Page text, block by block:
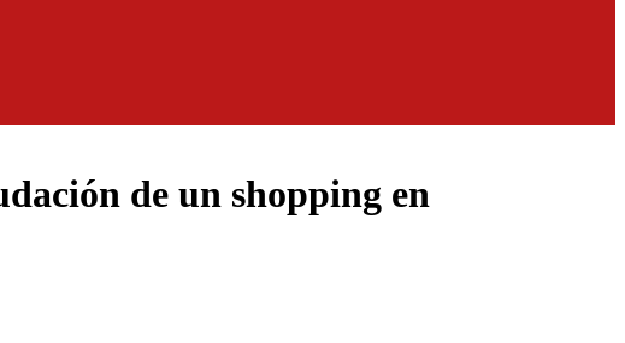
de un shopping en